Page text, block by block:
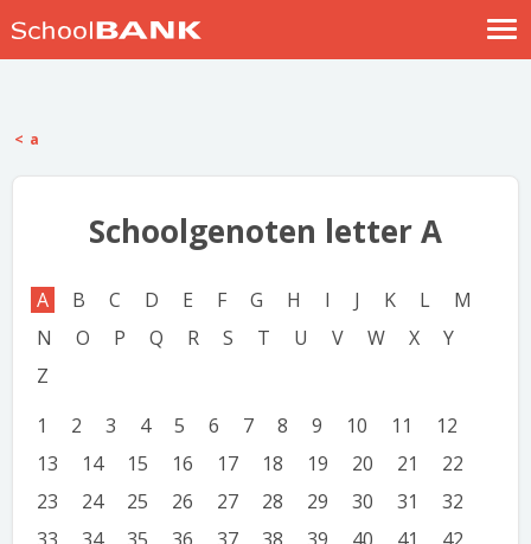
Help
a
Schoolgenoten letter A
A B C D E F G H I J K L
M
N
O P Q R S T U V W X
Y
Z
1
2 3 4 5 6 7 8 9 10 11
12
13
14 15 16 17 18 19 20 21
22
23
24 25 26 27 28 29 30 31
32